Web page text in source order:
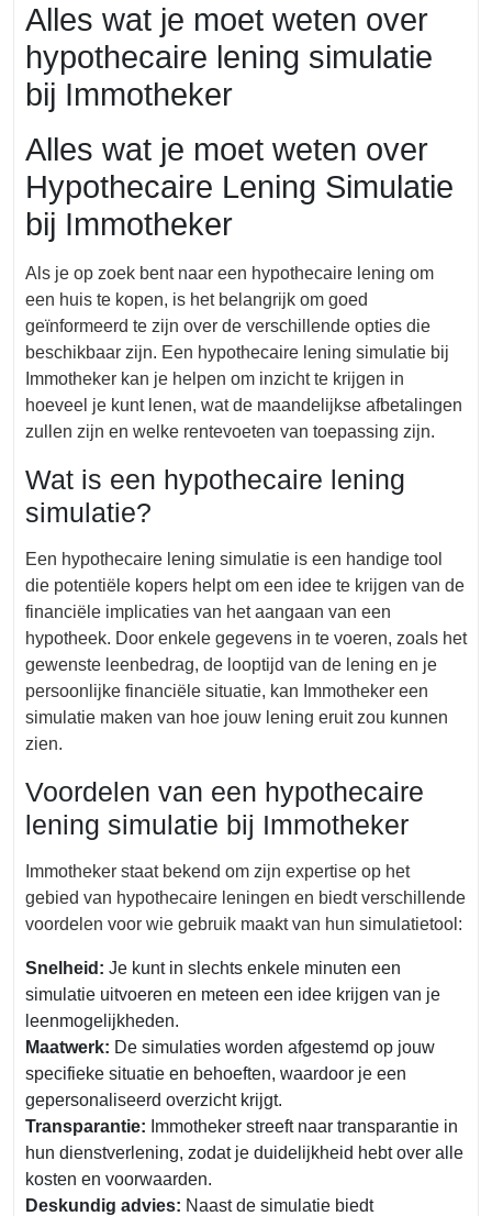
2026
Alles wat je moet weten over
hypothecaire lening simulatie
bij Immotheker
Alles wat je moet weten over
Hypothecaire Lening Simulatie
bij Immotheker
Als je op zoek bent naar een hypothecaire lening om
een huis te kopen, is het belangrijk om goed
geïnformeerd te zijn over de verschillende opties die
beschikbaar zijn. Een hypothecaire lening simulatie bij
Immotheker kan je helpen om inzicht te krijgen in
hoeveel je kunt lenen, wat de maandelijkse afbetalingen
zullen zijn en welke rentevoeten van toepassing zijn.
Wat is een hypothecaire lening
simulatie?
Een hypothecaire lening simulatie is een handige tool
die potentiële kopers helpt om een idee te krijgen van de
financiële implicaties van het aangaan van een
hypotheek. Door enkele gegevens in te voeren, zoals het
gewenste leenbedrag, de looptijd van de lening en je
persoonlijke financiële situatie, kan Immotheker een
simulatie maken van hoe jouw lening eruit zou kunnen
zien.
Voordelen van een hypothecaire
lening simulatie bij Immotheker
Immotheker staat bekend om zijn expertise op het
gebied van hypothecaire leningen en biedt verschillende
voordelen voor wie gebruik maakt van hun simulatietool:
Snelheid: Je kunt in slechts enkele minuten een
simulatie uitvoeren en meteen een idee krijgen van je
leenmogelijkheden.
Maatwerk: De simulaties worden afgestemd op jouw
specifieke situatie en behoeften, waardoor je een
gepersonaliseerd overzicht krijgt.
Transparantie: Immotheker streeft naar transparantie in
hun dienstverlening, zodat je duidelijkheid hebt over alle
kosten en voorwaarden.
Deskundig advies: Naast de simulatie biedt